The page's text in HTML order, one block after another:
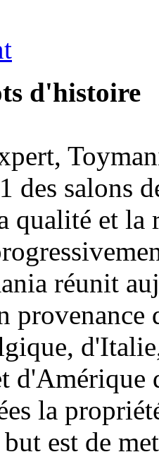
d'histoire
des salons
qualité et la
réunit
la
est de